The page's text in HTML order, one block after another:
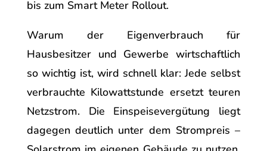
bis zum Smart Meter Rollout.
Warum der Eigenverbrauch für
Hausbesitzer und Gewerbe wirtschaftlich
so wichtig ist, wird schnell klar: Jede selbst
verbrauchte Kilowattstunde ersetzt teuren
Netzstrom. Die Einspeisevergütung liegt
dagegen deutlich unter dem Strompreis –